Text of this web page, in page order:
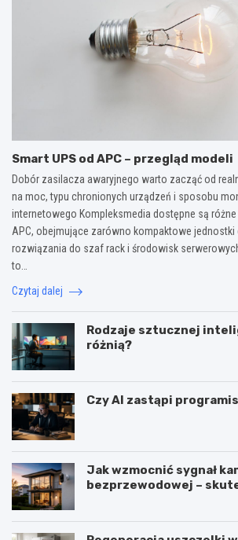
Smart UPS od APC – przegląd modeli
Dobór zasilacza awaryjnego warto zacząć od
na moc, typu chronionych urządzeń i sposobu
internetowego Kompleksmedia dostępne są różne
APC, obejmujące zarówno kompaktowe jednostki
rozwiązania do szaf rack i środowisk
to…
Czytaj dalej
Rodzaje sztucznej
różnią?
Czy AI zastąpi
Jak wzmocnić sygnał
bezprzewodowej –